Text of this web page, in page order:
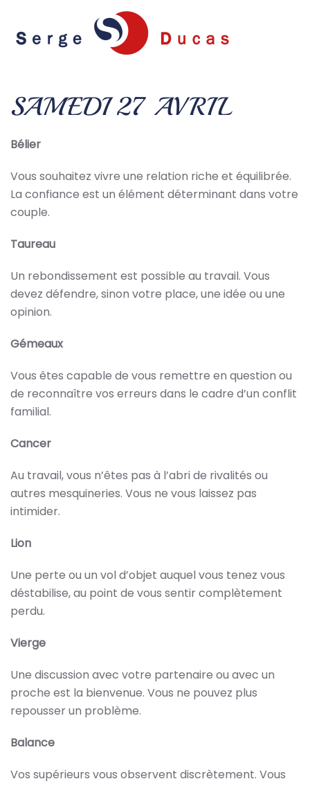
Skip to main content
SAMEDI 27 AVRIL
Bélier
Vous souhaitez vivre une relation riche et équilibrée.
La confiance est un élément déterminant dans votre
couple.
Taureau
Un rebondissement est possible au travail. Vous
devez défendre, sinon votre place, une idée ou une
opinion.
Gémeaux
Vous êtes capable de vous remettre en question ou
de reconnaître vos erreurs dans le cadre d’un conflit
familial.
Cancer
Au travail, vous n’êtes pas à l’abri de rivalités ou
autres mesquineries. Vous ne vous laissez pas
intimider.
Lion
Une perte ou un vol d’objet auquel vous tenez vous
déstabilise, au point de vous sentir complètement
perdu.
Vierge
Une discussion avec votre partenaire ou avec un
proche est la bienvenue. Vous ne pouvez plus
repousser un problème.
Balance
Vos supérieurs vous observent discrètement. Vous